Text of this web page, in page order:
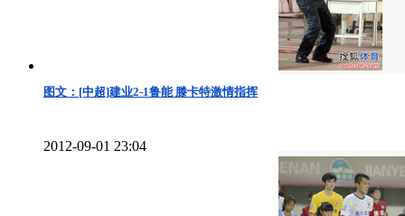
图文：[中超]建业2-1鲁能 滕卡特激情指挥
2012-09-01 23:04